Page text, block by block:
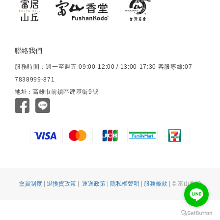
聯絡我們
服務時間：週一至週五 09:00-12:00 / 13:00-17:30 客服專線:07-
7838999-871
地址 ： 高雄市前鎮區建基街9號
會員制度 | 退換貨政策 | 運送政策 | 隱私權聲明 | 服務條款 | © 富山香堂